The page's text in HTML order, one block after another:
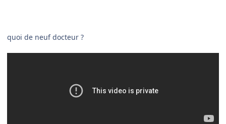
​quoi de neuf docteur ?